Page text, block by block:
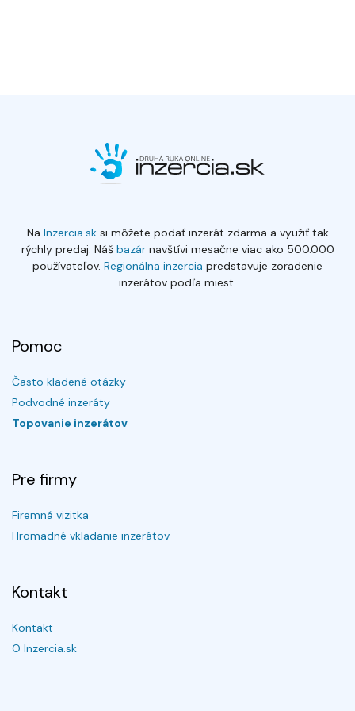
Na Inzercia.sksi môžete podať inzerát zdarma a využiť tak
rýchly predaj. Náš bazárnavštívi mesačne viac ako 500.000
používateľov. Regionálna inzercia predstavuje zoradenie
inzerátov podľa miest.
Pomoc
Často kladené otázky
Podvodné inzeráty
Topovanie inzerátov
Pre firmy
Firemná vizitka
Hromadné vkladanie inzerátov
Kontakt
Kontakt
O Inzercia.sk